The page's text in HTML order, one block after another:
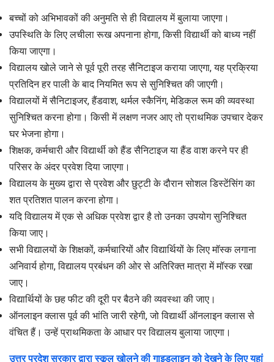
बच्चों को अभिभावकों की अनुमति से ही विद्यालय में बुलाया जाएगा।
उपस्थिति के लिए लचीला रूख अपनाना होगा, किसी विद्यार्थी को बाध्य नहीं
किया जाएगा।
विद्यालय खोले जाने से पूर्व पूरी तरह सैनिटाइज कराया जाएगा, यह प्रक्रिया
प्रतिदिन हर पाली के बाद नियमित रूप से सुनिश्चित की जाएगी।
विद्यालयों में सैनिटाइजर, हैंडवाश, थर्मल स्कैनिंग, मेडिकल रूम की व्यवस्था
सुनिश्चित करना होगा। किसी में लक्षण नजर आए तो प्राथमिक उपचार देकर
घर भेजना होगा।
शिक्षक, कर्मचारी और विद्यार्थी को हैंड सैनिटाइज या हैंड वाश करने पर ही
परिसर के अंदर प्रवेश दिया जाएगा।
विद्यालय के मुख्य द्वारा से प्रवेश और छुट्टी के दौरान सोशल डिस्टेंसिंग का
शत प्रतिशत पालन करना होगा।
यदि विद्यालय में एक से अधिक प्रवेश द्वार है तो उनका उपयोग सुनिश्चित
किया जाए।
सभी विद्यालयों के शिक्षकों, कर्मचारियों और विद्यार्थियों के लिए मॉस्क लगाना
अनिवार्य होगा, विद्यालय प्रबंधन की ओर से अतिरिक्त मात्रा में मॉस्क रखा
जाए।
विद्यार्थियों के छह फीट की दूरी पर बैठने की व्यवस्था की जाए।
ऑनलाइन क्लास पूर्व की भांति जारी रहेगी, जो विद्यार्थी ऑनलाइन क्लास से
वंचित हैं। उन्हें प्राथमिकता के आधार पर विद्यालय बुलाया जाएगा।
उत्तर प्रदेश सरकार द्वारा स्कूल खोलने की गाइडलाइन को देखने के लिए यहां